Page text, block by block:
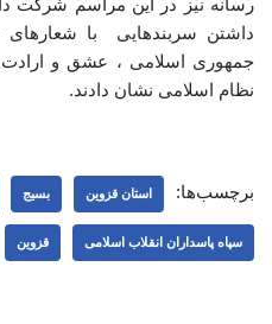
رسانه نیز در این مراسم شرکت
داشتن سربندهایی با شعارهای
جمهوری اسلامی ، عشق و ارادت
نظام اسلامی نشان دادند.
برچسب‌ها: استان قزوین بسیج
سپاه پاسداران انقلاب اسلامی قزوین